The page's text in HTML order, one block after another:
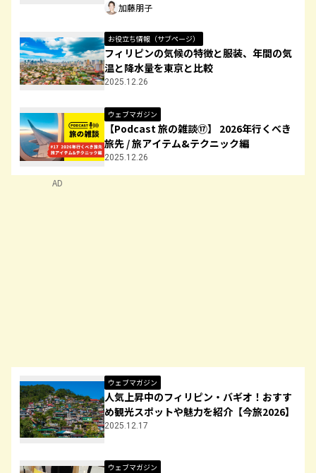
加藤朋子
お役立ち情報（サブページ）
フィリピンの気候の特徴と服装、年間の気
温と降水量を東京と比較
2025.12.26
ウェブマガジン
【Podcast 旅の雑談⑰】 2026年行くべき
旅先 / 旅アイテム&テクニック編
2025.12.26
ウェブマガジン
人気上昇中のフィリピン・バギオ！おすす
め観光スポットや魅力を紹介【今旅2026】
2025.12.17
ウェブマガジン
AD